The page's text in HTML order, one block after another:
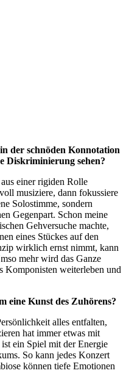
der schnöden Konnotation
Diskriminierung sehen?
einer rigiden Rolle
musiziere, dann fokussiere
Solostimme, sondern
Gegenpart. Schon meine
Gehversuche machte,
eines Stückes auf den
wirklich ernst nimmt, kann
mehr wird das Ganze
Komponisten weiterleben und
eine Kunst des Zuhörens?
alles entfalten,
hat immer etwas mit
ein Spiel mit der Energie
So kann jedes Konzert
können tiefe Emotionen